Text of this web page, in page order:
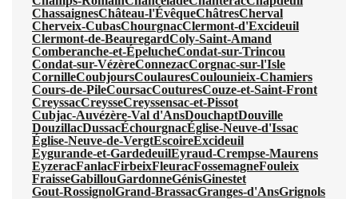
ChassaignesChâteau-l'ÉvêqueChâtresCherval
Cherveix-CubasChourgnacClermont-d'Excideuil
Clermont-de-BeauregardColy-Saint-Amand
Comberanche-et-ÉpelucheCondat-sur-Trincou
Condat-sur-VézèreConnezacCorgnac-sur-l'Isle
CornilleCoubjoursCoulauresCoulounieix-Chamiers
Cours-de-PileCoursacCouturesCouze-et-Saint-Front
CreyssacCreysseCreyssensac-et-Pissot
Cubjac-Auvézère-Val d'AnsDouchaptDouville
DouzillacDussacÉchourgnacÉglise-Neuve-d'Issac
Église-Neuve-de-VergtEscoireExcideuil
Eygurande-et-GardedeuilEyraud-Crempse-Maurens
EyzeracFanlacFirbeixFleuracFossemagneFouleix
FraisseGabillouGardonneGénisGinestet
Gout-RossignolGrand-BrassacGranges-d'AnsGrignols